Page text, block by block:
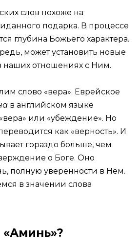
слов похоже на
подарка. В процессе
глубина Божьего характера.
может установить новые
наших отношениях с Ним.
слово «вера». Еврейское
в английском языке
или «убеждение». Но
как «верность». И
гораздо больше, чем
о Боге. Оно
полную уверенности в Нём.
в значении слова
«Аминь»?